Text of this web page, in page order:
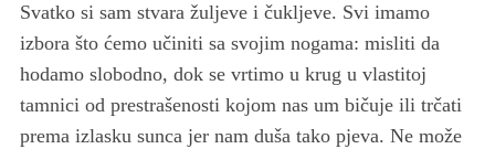
Svatko si sam stvara žuljeve i čukljeve. Svi imamo
izbora što ćemo učiniti sa svojim nogama: misliti da
hodamo slobodno, dok se vrtimo u krug u vlastitoj
tamnici od prestrašenosti kojom nas um bičuje ili trčati
prema izlasku sunca jer nam duša tako pjeva. Ne može